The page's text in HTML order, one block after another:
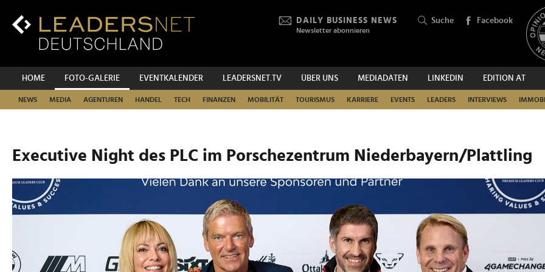
Inhalt
Hauptnavigation
DAILY BUSINESS NEWS
Newsletter abonnieren
Suche Facebook
HOME FOTO-GALERIE EVENTKALENDER LEADERSNET.TV ÜBER UNS MEDIADATEN LINKEDIN EDITION AT
NEWS MEDIA AGENTUREN HANDEL TECH FINANZEN MOBILITÄT TOURISMUS KARRIERE EVENTS LEADERS INTERVIEWS
SUCHEN
Executive Night des PLC im Porschezentrum Niederbayern/Plattling